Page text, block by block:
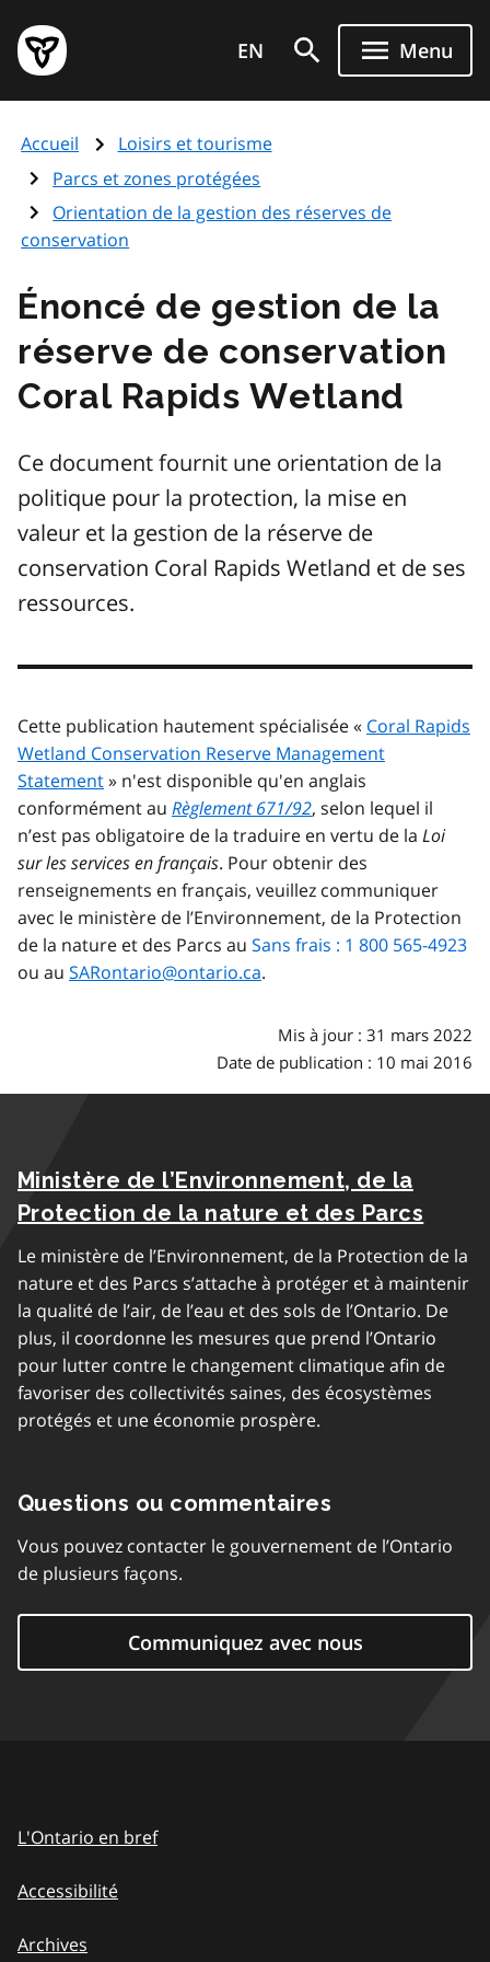
au
contenu
principal
Page
d'accueil
de
l'Ontario
EN Menu
Accueil
Loisirs et tourisme
Parcs et zones protégées
Orientation de la gestion des réserves de
conservation
Énoncé de gestion de la
réserve de conservation
Coral Rapids Wetland
Ce document fournit une orientation de la
politique pour la protection, la mise en
valeur et la gestion de la réserve de
conservation Coral Rapids Wetland et de ses
ressources.
Cette publication hautement spécialisée « Coral Rapids
Wetland Conservation Reserve Management
Statement» n'est disponible qu'en anglais
conformément au Règlement 671/92, selon lequel il
n’est pas obligatoire de la traduire en vertu de la Loi
sur les services en français. Pour obtenir des
renseignements en français, veuillez communiquer
avec le ministère de l’Environnement, de la Protection
de la nature et des Parcs au Sans frais : 1 800 565-4923
ou au SARontario@ontario.ca.
Mis à jour : 31 mars 2022
Date de publication : 10 mai 2016
Ministère de l’Environnement, de la
Protection de la nature et des Parcs
Le ministère de l’Environnement, de la Protection de la
nature et des Parcs s’attache à protéger et à maintenir
la qualité de l’air, de l’eau et des sols de l’Ontario. De
plus, il coordonne les mesures que prend l’Ontario
pour lutter contre le changement climatique afin de
favoriser des collectivités saines, des écosystèmes
protégés et une économie prospère.
Questions ou commentaires
Vous pouvez contacter le gouvernement de l’Ontario
de plusieurs façons.
Communiquez avec nous
L'Ontario en bref
Accessibilité
Archives